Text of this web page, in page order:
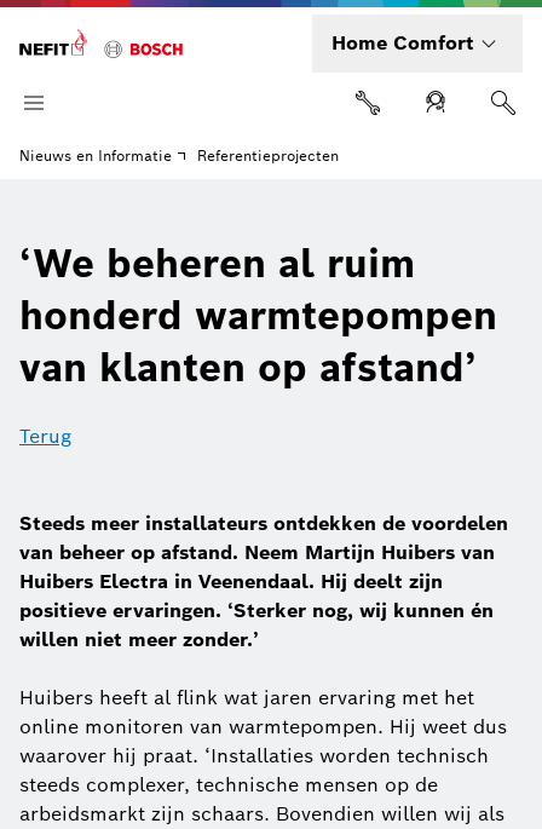
Home Comfort
Nieuws en Informatie Referentieprojecten
‘We beheren al ruim
honderd warmtepompen
van klanten op afstand’
Terug
Steeds meer installateurs ontdekken de voordelen
van beheer op afstand. Neem Martijn Huibers van
Huibers Electra in Veenendaal. Hij deelt zijn
positieve ervaringen. ‘Sterker nog, wij kunnen én
willen niet meer zonder.’
Huibers heeft al flink wat jaren ervaring met het
online monitoren van warmtepompen. Hij weet dus
waarover hij praat. ‘Installaties worden technisch
steeds complexer, technische mensen op de
arbeidsmarkt zijn schaars. Bovendien willen wij als